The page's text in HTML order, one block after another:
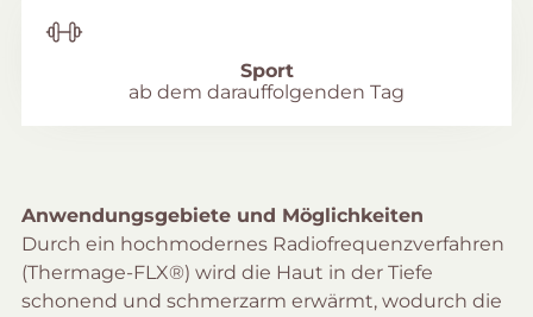
Sport
ab dem darauffolgenden Tag
Anwendungsgebiete und Möglichkeiten
Durch ein hochmodernes Radiofrequenzverfahren
(Thermage-FLX®) wird die Haut in der Tiefe
schonend und schmerzarm erwärmt, wodurch die